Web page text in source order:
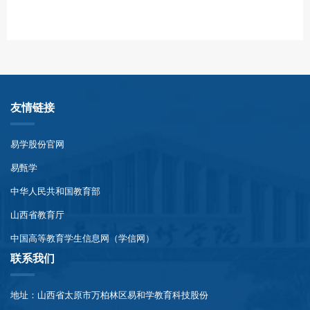
友情链接
易学股份官网
易甄学
中华人民共和国教育部
山西省教育厅
中国高等教育学生信息网（学信网）
联系我们
地址：山西省太原市万柏林区易和学教育科技股份